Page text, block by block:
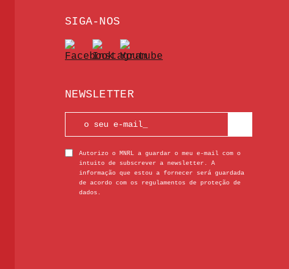
SIGA-NOS
NEWSLETTER
Autorizo o MNRL a guardar o meu e-mail com o
intuito de subscrever a newsletter. A
informação que estou a fornecer será guardada
de acordo com os regulamentos de proteção de
dados.